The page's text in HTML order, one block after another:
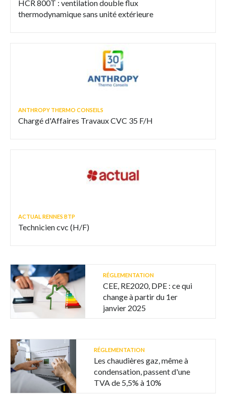
HCR 800T : ventilation double flux
thermodynamique sans unité extérieure
ANTHROPY THERMO CONSEILS
Chargé d'Affaires Travaux CVC 35 F/H
ACTUAL RENNES BTP
Technicien cvc (H/F)
RÉGLEMENTATION
CEE, RE2020, DPE : ce qui
change à partir du 1er
janvier 2025
RÉGLEMENTATION
Les chaudières gaz, même à
condensation, passent d'une
TVA de 5,5% à 10%